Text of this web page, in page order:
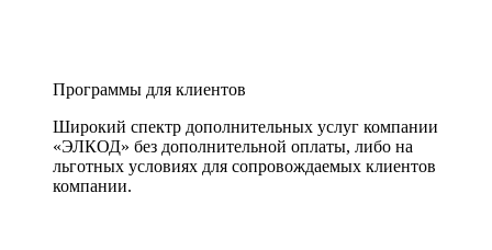
Программы для клиентов
Широкий спектр дополнительных услуг компании
«ЭЛКОД» без дополнительной оплаты, либо на
льготных условиях для сопровождаемых клиентов
компании.